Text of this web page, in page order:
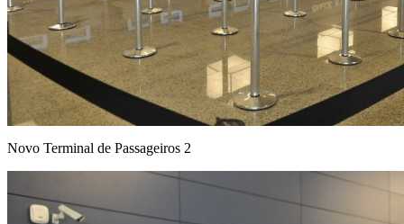
Novo Terminal de Passageiros 2